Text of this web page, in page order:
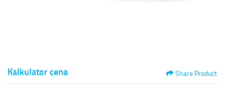
Kalkulator cena Share Product